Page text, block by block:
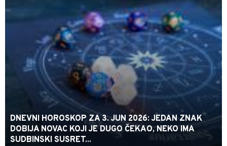
DNEVNI HOROSKOP ZA 3. JUN 2026: JEDAN ZNAK
DOBIJA NOVAC KOJI JE DUGO ČEKAO, NEKO IMA
SUDBINSKI SUSRET...